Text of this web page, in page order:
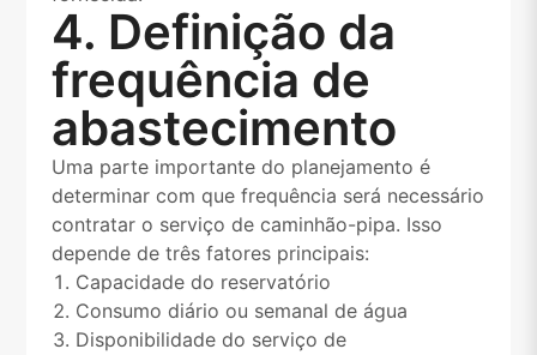
4. Definição da
frequência de
abastecimento
Uma parte importante do planejamento é
determinar com que frequência será necessário
contratar o serviço de caminhão-pipa. Isso
depende de três fatores principais:
Capacidade do reservatório
Consumo diário ou semanal de água
Disponibilidade do serviço de